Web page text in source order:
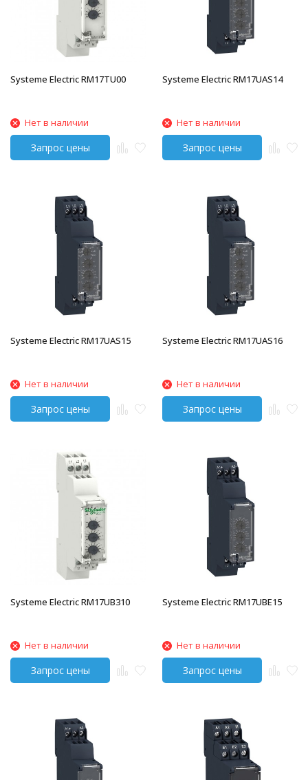
Systeme Electric RM17TU00
Нет в наличии
Systeme Electric RM17UAS14
Нет в наличии
Systeme Electric RM17UAS15
Нет в наличии
Systeme Electric RM17UAS16
Нет в наличии
Systeme Electric RM17UB310
Нет в наличии
Systeme Electric RM17UBE15
Нет в наличии